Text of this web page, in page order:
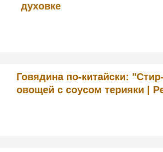
духовке
Говядина по-китайски:
овощей с соусом терияки |